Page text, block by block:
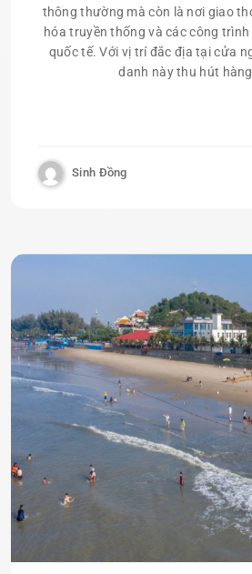
thông thường mà còn là nơi giao
hóa truyền thống và các công
quốc tế. Với vị trí đắc địa tại cửa
danh này thu hút
Sinh Đồng